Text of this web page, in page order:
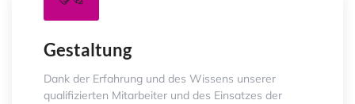
Gestaltung
Dank der Erfahrung und des Wissens unserer
qualifizierten Mitarbeiter und des Einsatzes der